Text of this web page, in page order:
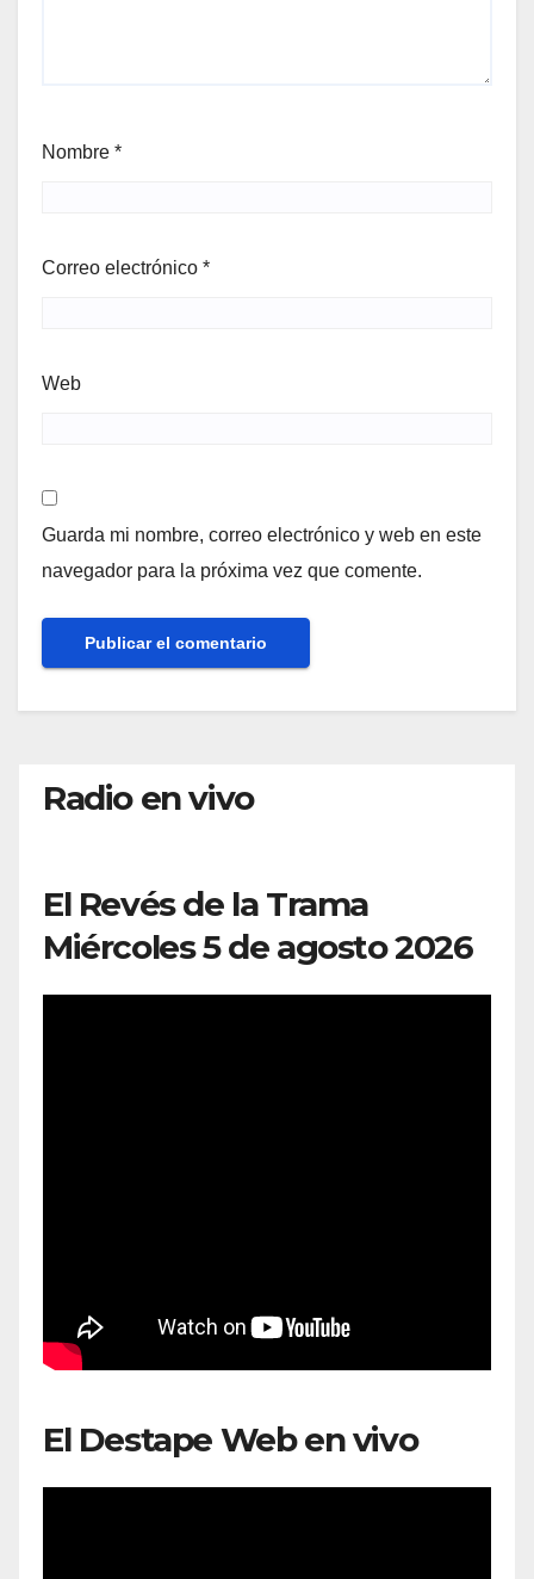
Nombre *
Correo electrónico *
Web
Guarda mi nombre, correo electrónico y web en este
navegador para la próxima vez que comente.
Radio en vivo
El Revés de la Trama
Miércoles 5 de agosto 2026
El Destape Web en vivo